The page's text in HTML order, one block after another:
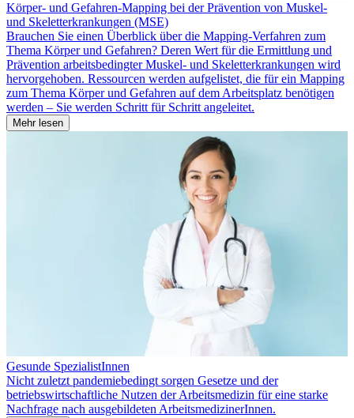
Körper- und Gefahren-Mapping bei der Prävention von Muskel-
und Skeletterkrankungen (MSE)
Brauchen Sie einen Überblick über die Mapping-Verfahren zum
Thema Körper und Gefahren? Deren Wert für die Ermittlung und
Prävention arbeitsbedingter Muskel- und Skeletterkrankungen wird
hervorgehoben. Ressourcen werden aufgelistet, die für ein Mapping
zum Thema Körper und Gefahren auf dem Arbeitsplatz benötigen
werden – Sie werden Schritt für Schritt angeleitet.
Mehr lesen
Gesunde SpezialistInnen
Nicht zuletzt pandemiebedingt sorgen Gesetze und der
betriebswirtschaftliche Nutzen der Arbeitsmedizin für eine starke
Nachfrage nach ausgebildeten ArbeitsmedizinerInnen.